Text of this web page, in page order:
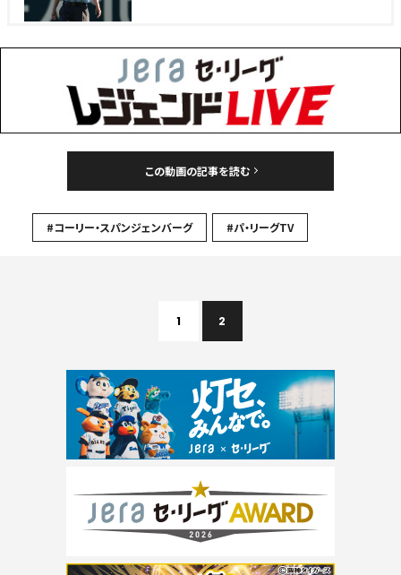
この動画の記事を読む
#コーリー・スパンジェンバーグ #パ・リーグTV
1 2